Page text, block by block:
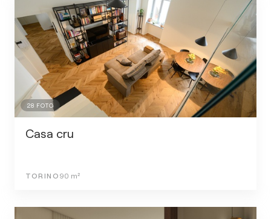
28 FOTO
Casa cru
TORINO 90 m²